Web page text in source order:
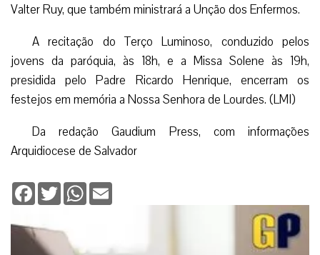
Valter Ruy, que também ministrará a Unção dos Enfermos.
A recitação do Terço Luminoso, conduzido pelos
jovens da paróquia, às 18h, e a Missa Solene às 19h,
presidida pelo Padre Ricardo Henrique, encerram os
festejos em memória a Nossa Senhora de Lourdes. (LMI)
Da redação Gaudium Press, com informações
Arquidiocese de Salvador
Facebook
TwitterWhatsApp